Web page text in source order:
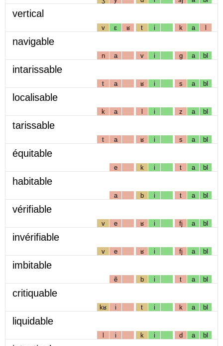
vertical
v ɛ ʁ t i k a l
navigable
n a v i g a bl
intarissable
t a ʁ i s a bl
localisable
k a l i z a bl
tarissable
t a ʁ i s a bl
équitable
e k i t a bl
habitable
a b i t a bl
vérifiable
v e ʁ i fj a bl
invérifiable
v e ʁ i fj a bl
imbitable
ẽ b i t a bl
critiquable
kʁ i t i k a bl
liquidable
l i k i d a bl